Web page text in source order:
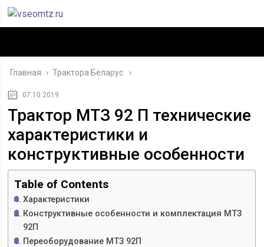
Главная › Трактора Беларус
07.10.2019
Трактор МТЗ 92 П технические
характеристики и
конструктивные особенности
Table of Contents
Характеристики
Конструктивные особенности и комплектация МТЗ
92П
Переоборудование МТЗ 92П